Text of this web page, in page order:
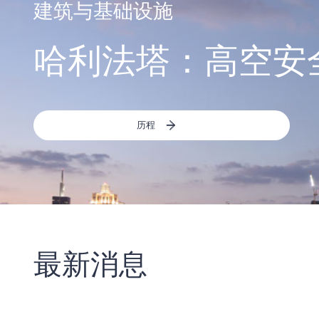
建筑与基础设施
哈利法塔：高空安
历程
最新消息